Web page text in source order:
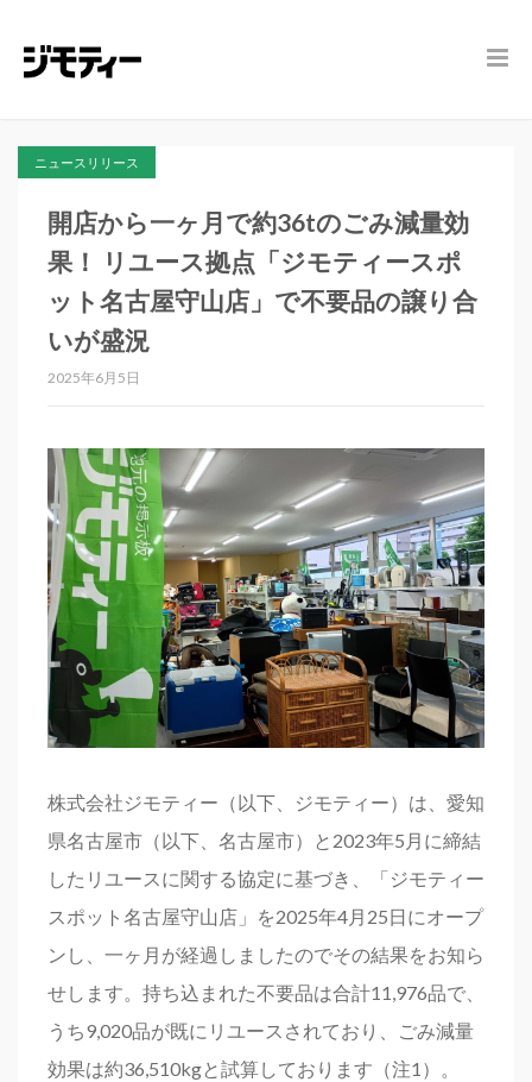
ニュースリリース
開店から一ヶ月で約36tのごみ減量効
果！ リユース拠点「ジモティースポ
ット名古屋守山店」で不要品の譲り合
いが盛況
2025年6月5日
株式会社ジモティー（以下、ジモティー）は、愛知
県名古屋市（以下、名古屋市）と2023年5月に締結
したリユースに関する協定に基づき、「ジモティー
スポット名古屋守山店」を2025年4月25日にオープ
ンし、一ヶ月が経過しましたのでその結果をお知ら
せします。持ち込まれた不要品は合計11,976品で、
うち9,020品が既にリユースされており、ごみ減量
効果は約36,510kgと試算しております（注1）。